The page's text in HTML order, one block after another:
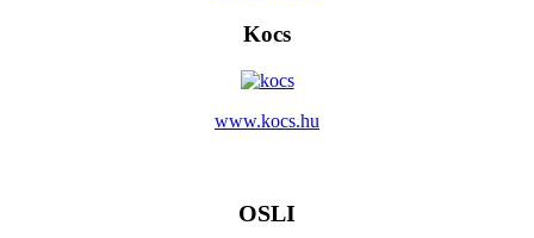
Kocs
www.kocs.hu
OSLI